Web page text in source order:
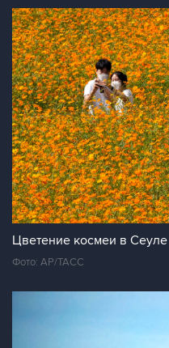
Цветение космеи в Сеуле
Фото: AP/ТАСС